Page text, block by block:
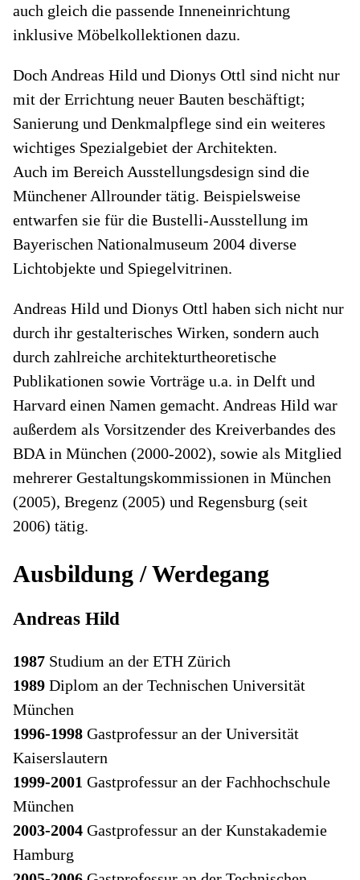
auch gleich die passende Inneneinrichtung
inklusive Möbelkollektionen dazu.
Doch Andreas Hild und Dionys Ottl sind nicht nur
mit der Errichtung neuer Bauten beschäftigt;
Sanierung und Denkmalpflege sind ein weiteres
wichtiges Spezialgebiet der Architekten.
Auch im Bereich Ausstellungsdesign sind die
Münchener Allrounder tätig. Beispielsweise
entwarfen sie für die Bustelli-Ausstellung im
Bayerischen Nationalmuseum 2004 diverse
Lichtobjekte und Spiegelvitrinen.
Andreas Hild und Dionys Ottl haben sich nicht nur
durch ihr gestalterisches Wirken, sondern auch
durch zahlreiche architekturtheoretische
Publikationen sowie Vorträge u.a. in Delft und
Harvard einen Namen gemacht. Andreas Hild war
außerdem als Vorsitzender des Kreiverbandes des
BDA in München (2000-2002), sowie als Mitglied
mehrerer Gestaltungskommissionen in München
(2005), Bregenz (2005) und Regensburg (seit
2006) tätig.
Ausbildung / Werdegang
Andreas Hild
1987 Studium an der ETH Zürich
1989 Diplom an der Technischen Universität
München
1996-1998 Gastprofessur an der Universität
Kaiserslautern
1999-2001 Gastprofessur an der Fachhochschule
München
2003-2004 Gastprofessur an der Kunstakademie
Hamburg